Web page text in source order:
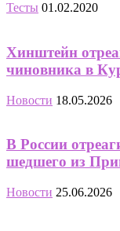
Тесты 01.02.2020
Хинштейн
чиновника в
Новости 18.05.2026
В России
шедшего из
Новости 25.06.2026